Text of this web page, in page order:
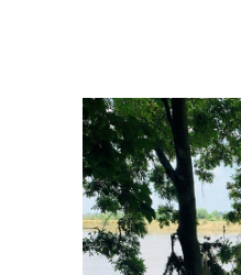
Fischerdörfer
Zufahrtsroute,
RivierPark
einen Snack und
Sie mit dem